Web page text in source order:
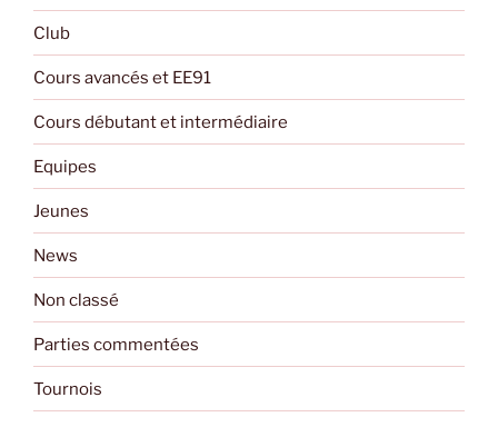
Club
Cours avancés et EE91
Cours débutant et intermédiaire
Equipes
Jeunes
News
Non classé
Parties commentées
Tournois